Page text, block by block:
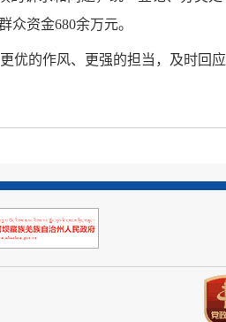
众资金680余万元。
优的作风、更强的担当，及时回应